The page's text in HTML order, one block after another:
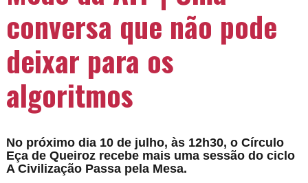
conversa que não pode
deixar para os
algoritmos
No próximo dia 10 de julho, às 12h30, o Círculo
Eça de Queiroz recebe mais uma sessão do ciclo
A Civilização Passa pela Mesa.